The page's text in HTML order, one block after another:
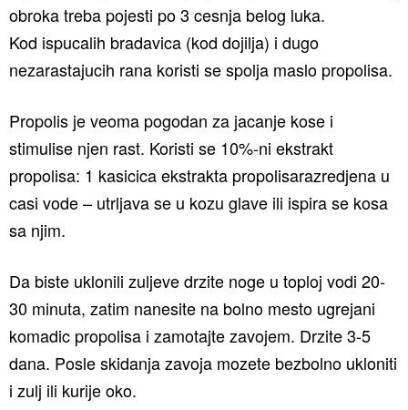
obroka treba pojesti po 3 cesnja belog luka.
Kod ispucalih bradavica (kod dojilja) i dugo
nezarastajucih rana koristi se spolja maslo propolisa.
Propolis je veoma pogodan za jacanje kose i
stimulise njen rast. Koristi se 10%-ni ekstrakt
propolisa: 1 kasicica ekstrakta propolisarazredjena u
casi vode – utrljava se u kozu glave ili ispira se kosa
sa njim.
Da biste uklonili zuljeve drzite noge u toploj vodi 20-
30 minuta, zatim nanesite na bolno mesto ugrejani
komadic propolisa i zamotajte zavojem. Drzite 3-5
dana. Posle skidanja zavoja mozete bezbolno ukloniti
i zulj ili kurije oko.